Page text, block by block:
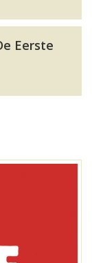
Eerste